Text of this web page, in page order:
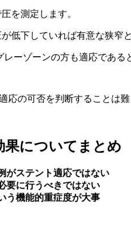
を測定します。
低下していれば有意な狭窄
ーゾーンの方も適応である
応の可否を判断することは難
果についてまとめ
がステント適応ではない
要に行うべきではない
う機能的重症度が大事